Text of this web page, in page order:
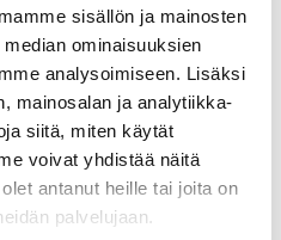
sisällön ja mainosten
ominaisuuksien
analysoimiseen. Lisäksi
mainosalan ja analytiikka-
siitä, miten käytät
voivat yhdistää näitä
antanut heille tai joita on
palvelujaan.
FESTOONFLEX PUR-
FESTOONFLEX PUR-